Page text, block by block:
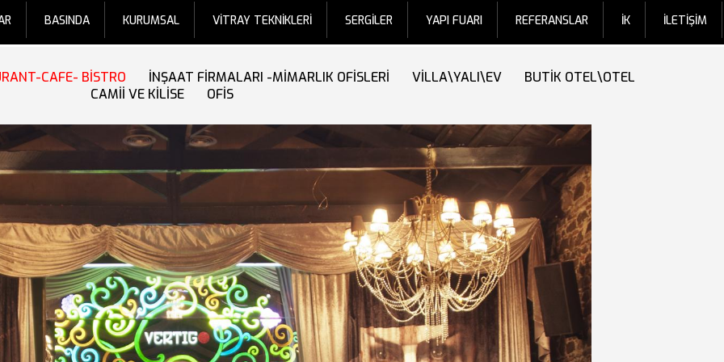
BASINDA KURUMSAL VİTRAY TEKNİKLERİ SERGİLER YAPI FUARI REFERANSLAR İK İLETİŞİM
CAFE- BİSTRO İNŞAAT FİRMALARI -MİMARLIK OFİSLERİ VİLLA\YALI\EV
BUTİK OTEL\OTEL
CAMİİ VE KİLİSE
OFİS